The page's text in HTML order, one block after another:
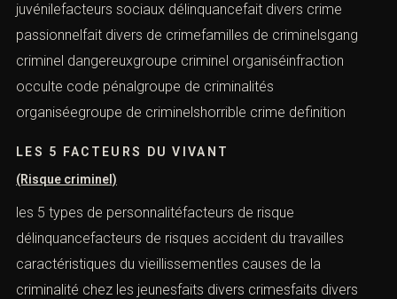
juvénilefacteurs sociaux délinquancefait divers crime
passionnelfait divers de crimefamilles de criminelsgang
criminel dangereuxgroupe criminel organiséinfraction
occulte code pénalgroupe de criminalités
organiséegroupe de criminelshorrible crime definition
LES 5 FACTEURS DU VIVANT
(Risque criminel)
les 5 types de personnalitéfacteurs de risque
délinquancefacteurs de risques accident du travailles
caractéristiques du vieillissementles causes de la
criminalité chez les jeunesfaits divers crimesfaits divers